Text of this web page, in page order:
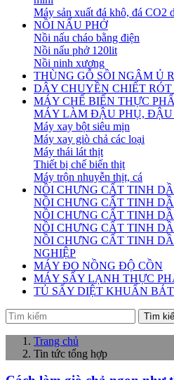
Máy sản xuất đá khô, đá CO2
NỒI NẤU PHỞ
Nồi nấu cháo bằng điện
Nồi nấu phở 120lit
Nồi ninh xương
THÙNG GỖ SỒI NGÂM Ủ
DÂY CHUYỀN CHIẾT
MÁY CHẾ BIẾN THỰC
MÁY LÀM ĐẬU PHỤ, ĐẬU
Máy xay bột siêu mịn
Máy xay giò chả các loại
Máy thái lát thịt
Thiết bị chế biến thịt
Máy trộn nhuyễn thịt, cá
NỒI CHƯNG CẤT TINH
NỒI CHƯNG CẤT TINH
NỒI CHƯNG CẤT TINH
NỒI CHƯNG CẤT TINH
NỒI CHƯNG CẤT TINH
NGHIỆP
MÁY ĐO NỒNG ĐỘ CỒN
MÁY SẤY LẠNH THỰC
TỦ SẤY DIỆT KHUẨN
Tìm
Trang chủ
Tin tức tổng hợp